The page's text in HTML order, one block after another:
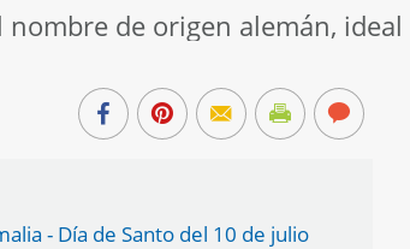
de origen alemán,
- Día de Santo del 10 de julio